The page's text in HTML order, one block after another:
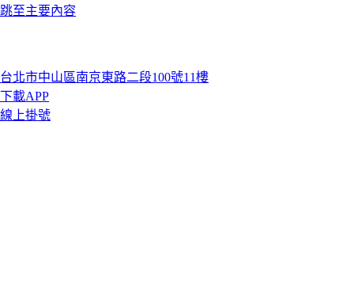
跳至主要內容
台北市中山區南京東路二段100號11樓
下載APP
線上掛號